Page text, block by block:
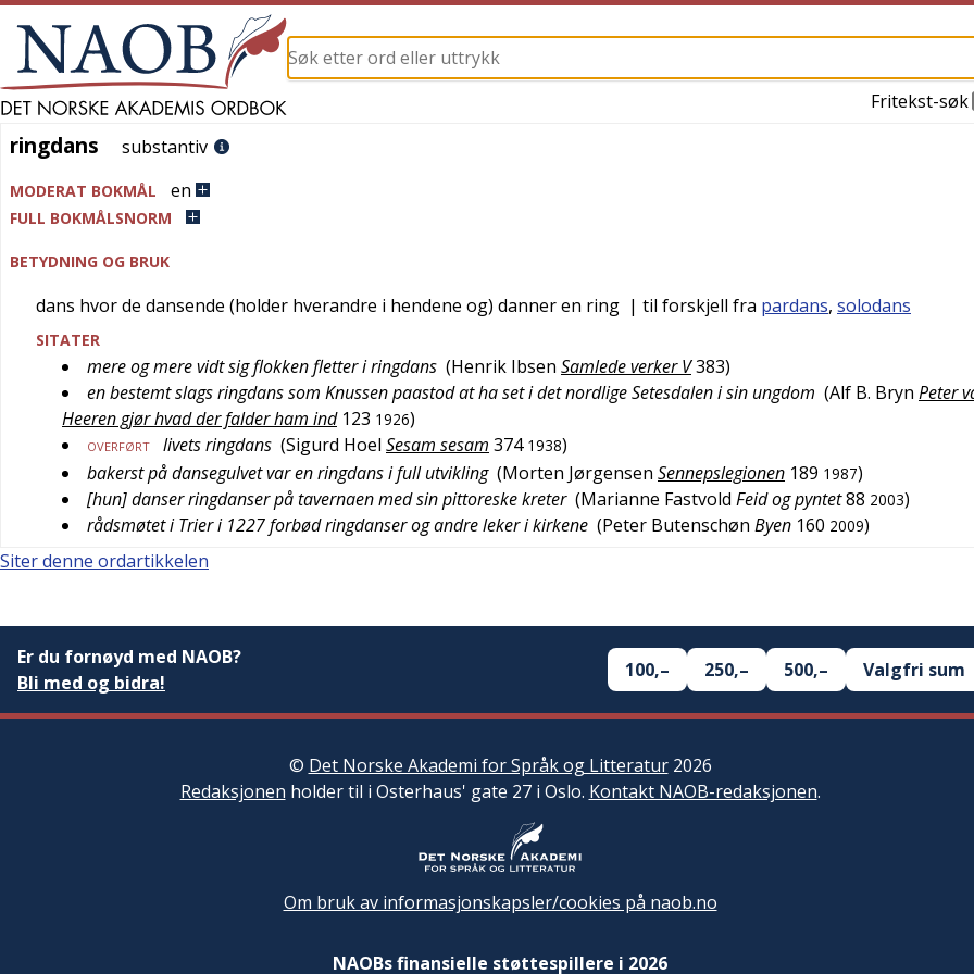
Fritekst-søk
ringdans
ringdans substantiv
MODERAT BOKMÅL en
FULL BOKMÅLSNORM
BETYDNING OG BRUK
dans hvor de dansende (holder hverandre i hendene og) danner en ring | til forskjell fra pardans, solodans
SITATER
mere og mere vidt sig flokken fletter i ringdans (Henrik Ibsen Samlede verker V383)
en bestemt slags ringdans som Knussen paastod at ha set i det nordlige Setesdalen i sin ungdom (Alf B. Bryn Peter
Heeren gjør hvad der falder ham ind 123 1926)
OVERFØRT livets ringdans (Sigurd Hoel Sesam sesam 374 1938)
bakerst på dansegulvet var en ringdans i full utvikling (Morten Jørgensen Sennepslegionen 189 1987)
[hun] danser ringdanser på tavernaen med sin pittoreske kreter (Marianne Fastvold Feid og pyntet88 2003)
rådsmøtet i Trier i 1227 forbød ringdanser og andre leker i kirkene (Peter Butenschøn Byen 160 2009)
Siter denne ordartikkelen
Er du fornøyd med NAOB?
Bli med og bidra!
100,– 250,– 500,– Valgfri sum
© Det Norske Akademi for Språk og Litteratur2026
Redaksjonen holder til i Osterhaus' gate 27 i Oslo. Kontakt NAOB-redaksjonen.
Om bruk av informasjonskapsler/cookies på naob.no
NAOBs finansielle støttespillere i 2026